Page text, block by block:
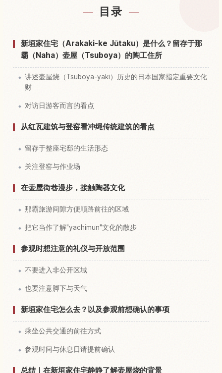
目录
新垣家住宅（Arakaki-ke Jūtaku）是什么？留存于那
霸（Naha）壶屋（Tsuboya）的陶工住所
讲述壶屋烧（Tsuboya-yaki）历史的日本国家指定重要文化
财
对访日游客而言的看点
从红瓦建筑与登窑看冲绳传统建筑的看点
留存于整座宅邸的生活形态
关注登窑与作业场
在壶屋街巷漫步，接触陶器文化
那霸旅游间隙方便顺路前往的区域
把它当作了解"yachimun"文化的散步
参观时想注意的礼仪与开放范围
不要进入非公开区域
也要注意脚下与天气
新垣家住宅怎么去？以及参观前想确认的事项
乘坐公共交通的前往方式
参观时间与休息日请提前确认
总结｜在新垣家住宅静静了解壶屋烧的背景